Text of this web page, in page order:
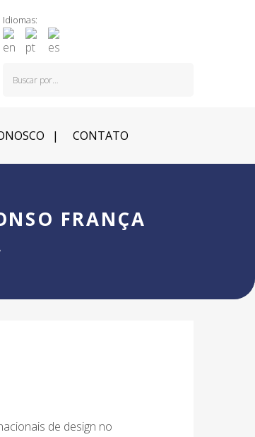
Idiomas:
CONTATO
FRANÇA
de design no